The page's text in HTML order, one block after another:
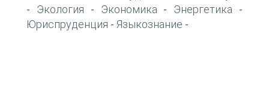
- Экология - Экономика - Энергетика -
Юриспруденция - Языкознание -